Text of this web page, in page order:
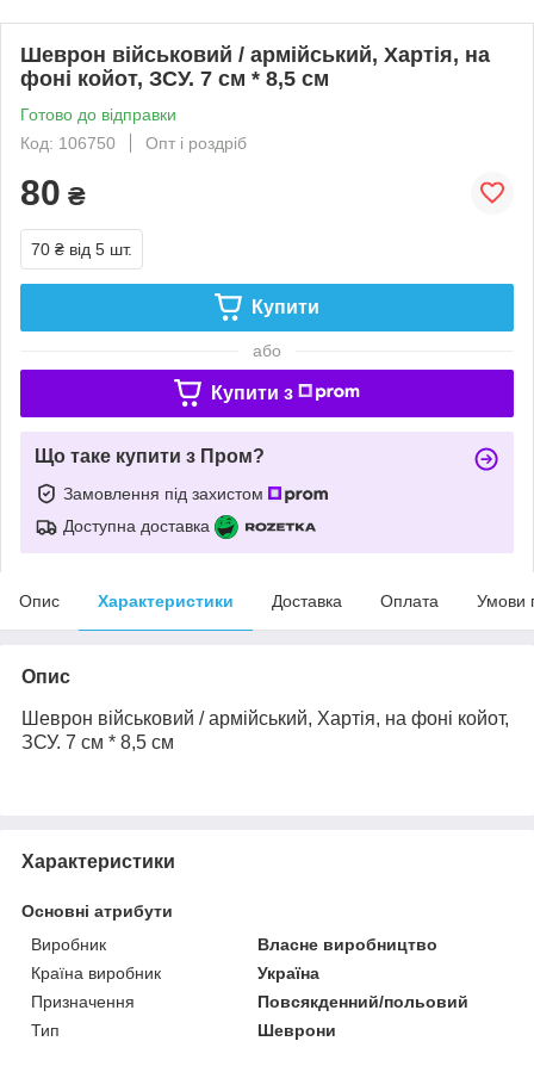
Шеврон військовий / армійський, Хартія, на
фоні койот, ЗСУ. 7 см * 8,5 см
Готово до відправки
Код: 106750
Опт і роздріб
80 ₴
70 ₴ від 5 шт.
Купити
або
Купити з
Що таке купити з Пром?
Замовлення під захистом
Доступна доставка
Опис Характеристики Доставка Оплата Умови
Опис
Шеврон військовий / армійський, Хартія, на фоні койот,
ЗСУ. 7 см * 8,5 см
Характеристики
Основні атрибути
Виробник
Власне виробництво
Країна виробник
Україна
Призначення
Повсякденний/польовий
Тип
Шеврони